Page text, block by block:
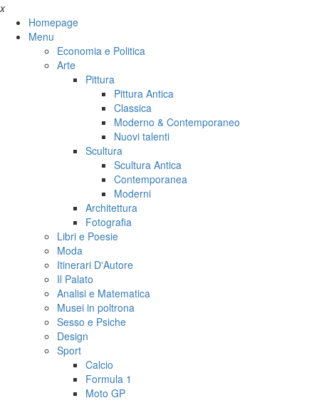
x
Homepage
Menu
Economia e Politica
Arte
Pittura
Pittura Antica
Classica
Moderno & Contemporaneo
Nuovi talenti
Scultura
Scultura Antica
Contemporanea
Moderni
Architettura
Fotografia
Libri e Poesie
Moda
Itinerari D'Autore
Il Palato
Analisi e Matematica
Musei in poltrona
Sesso e Psiche
Design
Sport
Calcio
Formula 1
Moto GP